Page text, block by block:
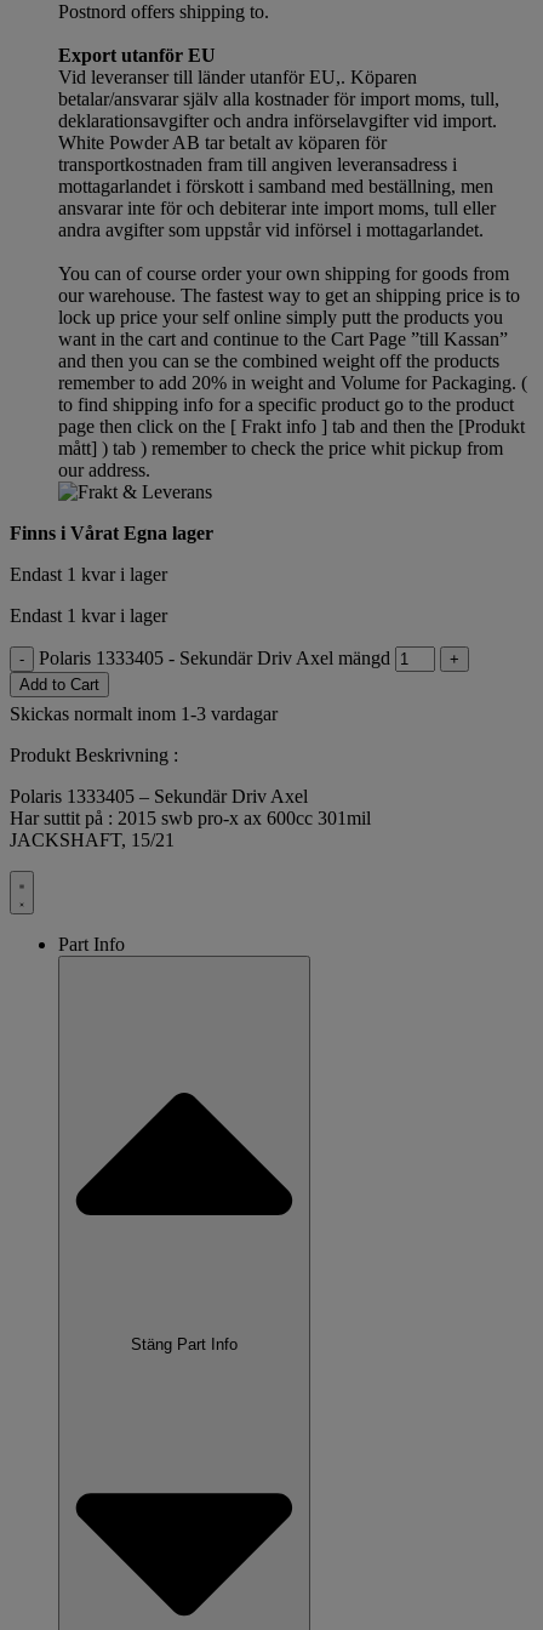
Postnord offers shipping to.
Export utanför EU
Vid leveranser till länder utanför EU,. Köparen
betalar/ansvarar själv alla kostnader för import moms, tull,
deklarationsavgifter och andra införselavgifter vid import.
White Powder AB tar betalt av köparen för
transportkostnaden fram till angiven leveransadress i
mottagarlandet i förskott i samband med beställning, men
ansvarar inte för och debiterar inte import moms, tull eller
andra avgifter som uppstår vid införsel i mottagarlandet.
You can of course order your own shipping for goods from
our warehouse. The fastest way to get an shipping price is to
lock up price your self online simply putt the products you
want in the cart and continue to the Cart Page ”till Kassan”
and then you can se the combined weight off the products
remember to add 20% in weight and Volume for Packaging. (
to find shipping info for a specific product go to the product
page then click on the [ Frakt info ] tab and then the [Produkt
mått] ) tab ) rememberto check the price whit pickup from
our address.
Finns i Vårat Egna lager
Endast 1 kvar i lager
Endast 1 kvar i lager
- Polaris 1333405 - Sekundär Driv Axel mängd
+
Add to Cart
Skickas normalt inom 1-3 vardagar
Produkt Beskrivning :
Polaris 1333405 – Sekundär Driv Axel
Har suttit på : 2015 swb pro-x ax 600cc 301mil
JACKSHAFT, 15/21
Part Info
Stäng Part Info